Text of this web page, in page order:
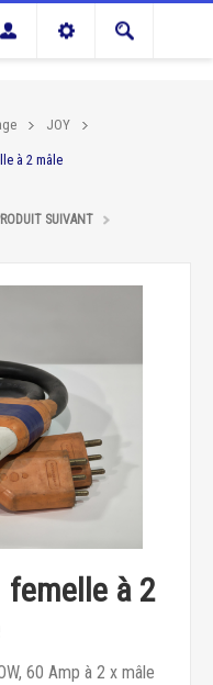
JOY
à 2 mâle
SUIVANT
femelle à 2
60 Amp à 2 x mâle